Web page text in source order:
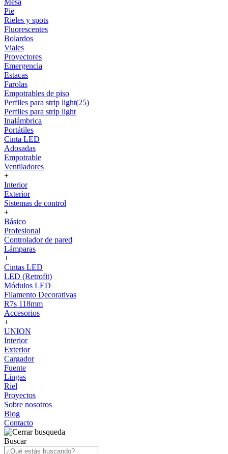
Mesa
Pie
Rieles y spots
Fluorescentes
Bolardos
Viales
Proyectores
Emergencia
Estacas
Farolas
Empotrables de piso
Perfiles para strip light(25)
Perfiles para strip light
Inalámbrica
Portátiles
Cinta LED
Adosadas
Empotrable
Ventiladores
+
Interior
Exterior
Sistemas de control
+
Básico
Profesional
Controlador de pared
Lámparas
+
Cintas LED
LED (Retrofit)
Módulos LED
Filamento Decorativas
R7s 118mm
Accesorios
+
UNION
Interior
Exterior
Cargador
Fuente
Lingas
Riel
Proyectos
Sobre nosotros
Blog
Contacto
Buscar